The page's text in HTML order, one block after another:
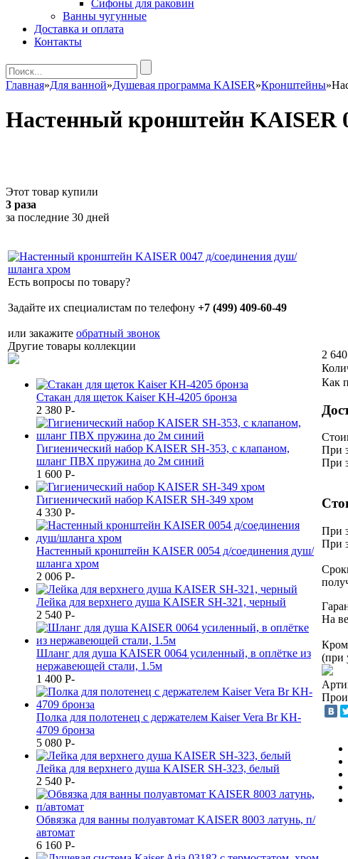
Сифоны для раковин
Ванны чугунные
Доставка и оплата
Контакты
Главная»Для ванной»Душевая программа KAISER»Кронштейны»
Настенный кронштейн KAISER
Этот товар купили
3 раза
за последние 30 дней
Есть вопросы по товару?
Задайте их специалистам по телефону +7 (499) 409-60-49
или закажите обратный звонок
Другие товары коллекции
Стакан для щеток Kaiser KH-4205 бронза
2 380 P-
Гигиенический набор KAISER SH-353, с клапаном,
шланг ПВХ пружина до 2м синий
1 600 P-
Гигиенический набор KAISER SH-349 хром
4 330 P-
Настенный кронштейн KAISER 0054 д/соединения душ/
шланга хром
2 006 P-
Лейка для верхнего душа KAISER SH-321, черный
2 540 P-
Шланг для душа KAISER 0064 усиленный, в оплётке из
нержавеющей стали, 1.5м
1 400 P-
Полка для полотенец с держателем Kaiser Vera Br KH-
4709 бронза
5 080 P-
Лейка для верхнего душа KAISER SH-323, белый
2 540 P-
Обвязка для ванны полуавтомат KAISER 8003 латунь, п/
автомат
6 160 P-
2 640
Как
При
При
При
При
На
(при